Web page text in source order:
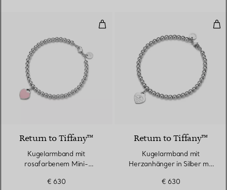
Kugelarmband mit
Return to Tiffany™
Kugelarmband mit
rosafarbenem Mini-
einem Diamanten, 4 mm
€ 630
Return to Tiffany™
Kugelarmband mit
Herzanhänger in Silber mit
€ 630